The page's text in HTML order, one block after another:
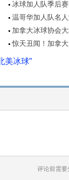
冰球加人队季后
温哥华加人队名
加拿大冰球协会
惊天丑闻！加拿
美冰球”
评论前需要